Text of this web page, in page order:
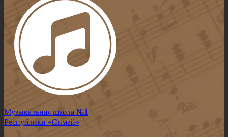
Музыкальная школа №1
Республики «Симай»